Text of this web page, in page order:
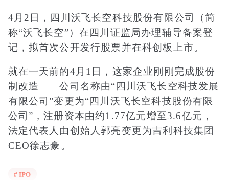
4月2日，四川沃飞长空科技股份有限公司
（简
称“沃飞长空”）在四川证监局办理辅导备案登
记，拟首次公开发行股票并在科创板上市。
就在一天前的4月1日，这家企业刚刚完成股份
制改造——公司名称由“四川沃飞长空科技发展
有限公司”变更为“四川沃飞长空科技股份有限
公司”，注册资本由约1.77亿元增至3.6亿元，
法定代表人由创始人郭亮变更为吉利科技集团
CEO徐志豪。
# IPO